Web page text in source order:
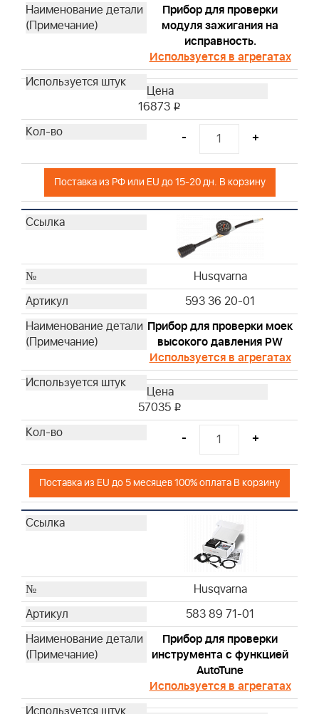
Husqvarna
Husqvarna
Husqvarna
Husqvarna
Husqvarna
Husqvarna
Husqvarna
Husqvarna
Husqvarna
Husqvarna
Husqvarna
Husqvarna
Husqvarna
Husqvarna
Husqvarna
Husqvarna
Husqvarna
Husqvarna
Husqvarna
Husqvarna
Husqvarna
Husqvarna
Husqvarna
Husqvarna
Husqvarna
Husqvarna
Husqvarna
Husqvarna
Husqvarna
Husqvarna
Husqvarna
Прибор для проверки
модуля зажигания на
исправность.
Используется в агрегатах
16873 i
- +
Поставка из РФ или EU до 15-20 дн. В корзину
Husqvarna
593 36 20-01
Прибор для проверки моек
высокого давления PW
Используется в агрегатах
57035 i
- +
Поставка из EU до 5 месяцев 100% оплата В корзину
Husqvarna
583 89 71-01
Прибор для проверки
инструмента с функцией
AutoTune
Используется в агрегатах